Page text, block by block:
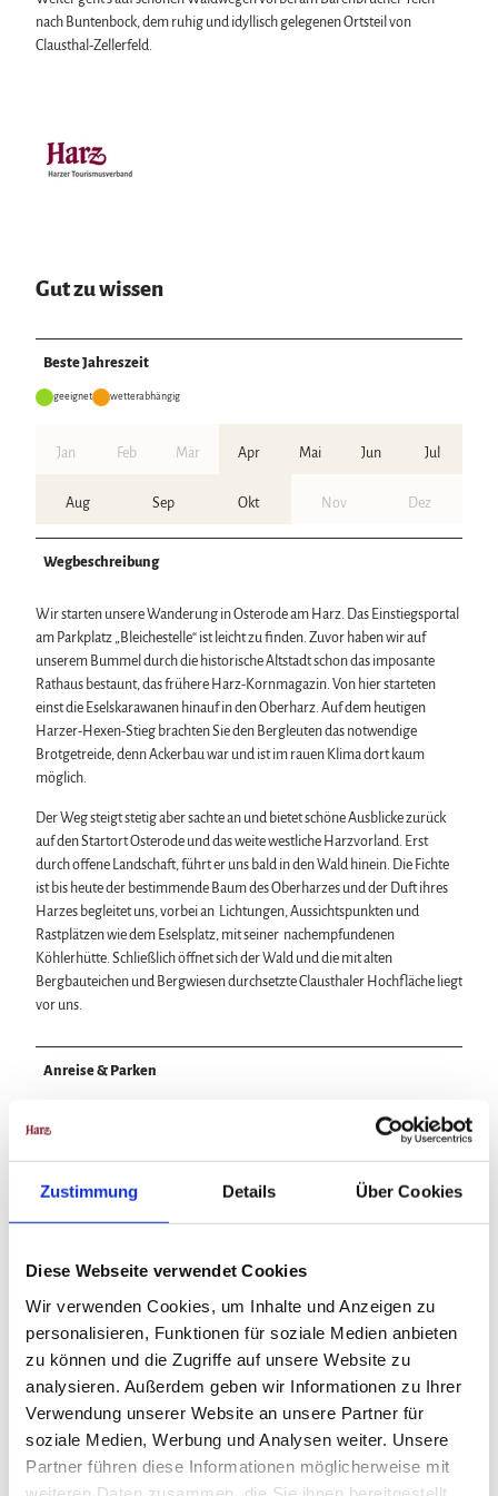
Zustimmung Details Über Cookies
Diese Webseite verwendet Cookies
Wir verwenden Cookies, um Inhalte und Anzeigen zu
personalisieren, Funktionen für soziale Medien anbieten
zu können und die Zugriffe auf unsere Website zu
analysieren. Außerdem geben wir Informationen zu Ihrer
Verwendung unserer Website an unsere Partner für
soziale Medien, Werbung und Analysen weiter. Unsere
Partner führen diese Informationen möglicherweise mit
nach Buntenbock, dem ruhig und idyllisch gelegenen Ortsteil von
Clausthal-Zellerfeld.
Gut zu wissen
Beste Jahreszeit
geeignet wetterabhängig
Jan Feb Mär Apr Mai Jun Jul
Aug Sep Okt Nov Dez
Wegbeschreibung
Wir starten unsere Wanderung in Osterode am Harz. Das Einstiegsportal
am Parkplatz „Bleichestelle“ ist leicht zu finden. Zuvor haben wir auf
unserem Bummel durch die historische Altstadt schon das imposante
Rathaus bestaunt, das frühere Harz-Kornmagazin. Von hier starteten
einst die Eselskarawanen hinauf in den Oberharz. Auf dem heutigen
Harzer-Hexen-Stieg brachten Sie den Bergleuten das notwendige
Brotgetreide, denn Ackerbau war und ist im rauen Klima dort kaum
möglich.
Der Weg steigt stetig aber sachte an und bietet schöne Ausblicke zurück
auf den Startort Osterode und das weite westliche Harzvorland. Erst
durch offene Landschaft, führt er uns bald in den Wald hinein. Die Fichte
ist bis heute der bestimmende Baum des Oberharzes und der Duft ihres
Harzes begleitet uns, vorbei an Lichtungen, Aussichtspunkten und
Rastplätzen wie dem Eselsplatz, mit seiner nachempfundenen
Köhlerhütte. Schließlich öffnet sich der Wald und die mit alten
Bergbauteichen und Bergwiesen durchsetzte Clausthaler Hochfläche liegt
vor uns.
Anreise & Parken
Osterode als Startpunkt des Harzer-Hexen-Stiegs ist mit dem PKW über
Bleichestelle.
der Bleichestelle. Gegenüber der Parkplatzeinfahrt befindet sich ein extra
gestalteter Torbogen als Startpunkt des Harzer-Hexen-Stiegs mit
Informationstafel.
Öffentliche Verkehrsmittel
Osterode ist direkt mit der Regionalbahn zu erreichen. Der günstigste
Haltpunkt ist "Osterode Mitte"